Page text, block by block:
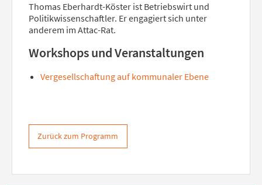
Thomas Eberhardt-Köster ist Betriebswirt und
Politikwissenschaftler. Er engagiert sich unter
anderem im Attac-Rat.
Workshops und Veranstaltungen
Vergesellschaftung auf kommunaler Ebene
Zurück zum Programm